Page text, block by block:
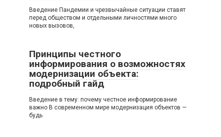
Введение Пандемии и чрезвычайные ситуации ставят
перед обществом и отдельными личностями много
новых вызовов,
Принципы честного
информирования о возможностях
модернизации объекта:
подробный гайд
Введение в тему: почему честное информирование
важно В современном мире модернизация объектов —
будь